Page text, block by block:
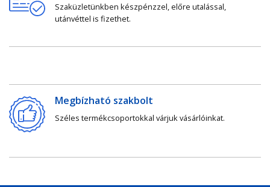
Szaküzletünkben készpénzzel, előre utalással,
utánvéttel is fizethet.
Megbízható szakbolt
Széles termékcsoportokkal várjuk vásárlóinkat.